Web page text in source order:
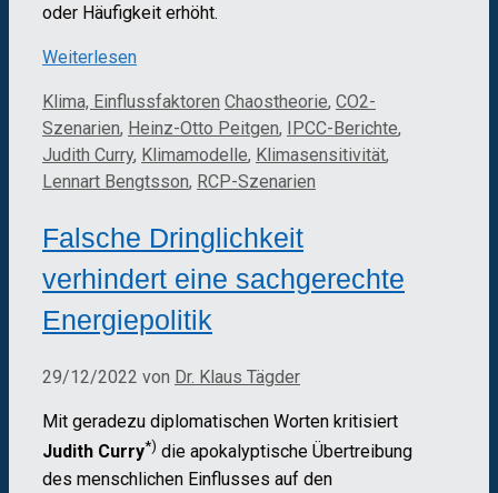
oder Häufigkeit erhöht.
Weiterlesen
Kategorien
Klima, Einflussfaktoren Schlagwörter
Chaostheorie, CO2-
Szenarien, Heinz-Otto Peitgen, IPCC-Berichte,
Judith Curry, Klimamodelle, Klimasensitivität,
Lennart Bengtsson, RCP-Szenarien
Falsche Dringlichkeit
verhindert eine sachgerechte
Energiepolitik
29/12/2022 von Dr. Klaus Tägder
Mit geradezu diplomatischen Worten kritisiert
Judith Curry*) die apokalyptische Übertreibung
des menschlichen Einflusses auf den